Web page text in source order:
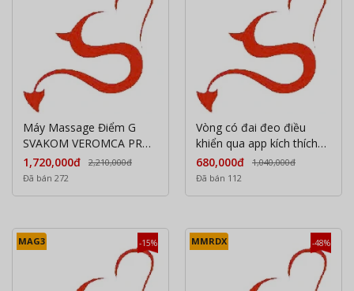
Máy Massage Điểm G
SVAKOM VEROMCA PRO
Kết Nối App Rung Thụt
Phát Nhiệt
1,720,000đ
2,210,000đ
Đã bán 272
Vòng có đai đeo điều
khiển qua app kích thích
âm hậu dương cùng lúc
cho nam và nữ
680,000đ
1,040,000đ
Đã bán 112
-15%
MAG3 -48%
MMRDX